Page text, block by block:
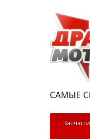
САМЫЕ
Запчасти